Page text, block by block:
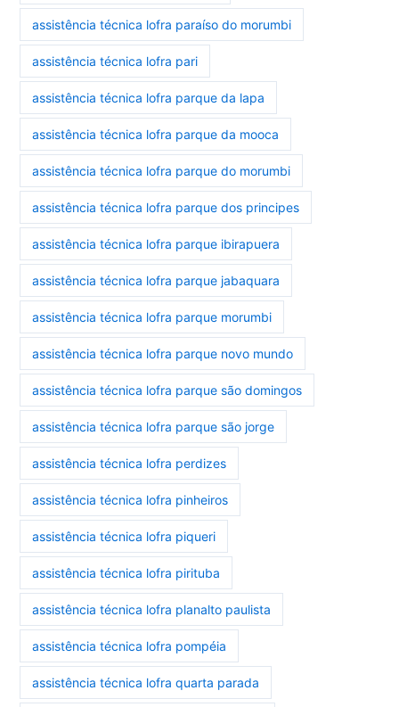
assistência técnica lofra paraíso do morumbi
assistência técnica lofra pari
assistência técnica lofra parque da lapa
assistência técnica lofra parque da mooca
assistência técnica lofra parque do morumbi
assistência técnica lofra parque dos principes
assistência técnica lofra parque ibirapuera
assistência técnica lofra parque jabaquara
assistência técnica lofra parque morumbi
assistência técnica lofra parque novo mundo
assistência técnica lofra parque são domingos
assistência técnica lofra parque são jorge
assistência técnica lofra perdizes
assistência técnica lofra pinheiros
assistência técnica lofra piqueri
assistência técnica lofra pirituba
assistência técnica lofra planalto paulista
assistência técnica lofra pompéia
assistência técnica lofra quarta parada